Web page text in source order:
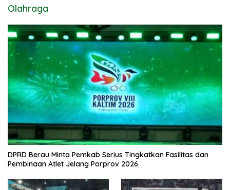
Olahraga
DPRD Berau Minta Pemkab Serius Tingkatkan Fasilitas dan
Pembinaan Atlet Jelang Porprov 2026